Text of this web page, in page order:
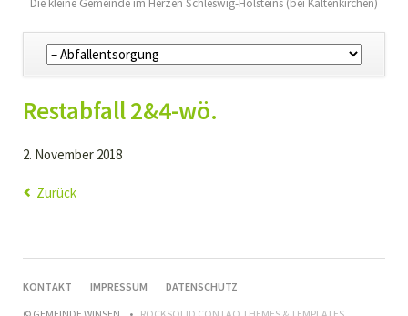
Die kleine Gemeinde im Herzen Schleswig-Holsteins (bei Kaltenkirchen)
Navigation
überspringen
Restabfall 2&4-wö.
2. November 2018
Zurück
NAVIGATION
KONTAKT IMPRESSUM
DATENSCHUTZ